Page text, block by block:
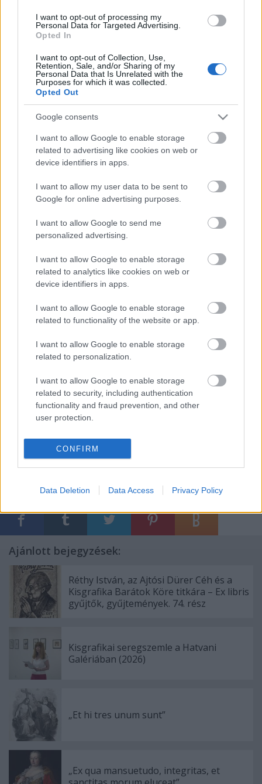
I want to opt-out of processing my
Personal Data for Targeted Advertising.
Opted In
I want to opt-out of Collection, Use,
Retention, Sale, and/or Sharing of my
Personal Data that Is Unrelated with the
Purposes for which it was collected.
Opted Out
Google consents
I want to allow Google to enable storage
related to advertising like cookies on web or
device identifiers in apps.
I want to allow my user data to be sent to
Google for online advertising purposes.
I want to allow Google to send me
personalized advertising.
I want to allow Google to enable storage
related to analytics like cookies on web or
device identifiers in apps.
I want to allow Google to enable storage
related to functionality of the website or app.
I want to allow Google to enable storage
related to personalization.
I want to allow Google to enable storage
related to security, including authentication
functionality and fraud prevention, and other
user protection.
CONFIRM
Data Deletion Data Access Privacy Policy
2011. június 5-től 2011. július 1-jéig
Országos Széchényi Könyvtár két kincséből,
a Civitates Orbis Terrarum és a Theatrum
Orbis Terrarum rövid címeiken emlegetett
16–17. századi nyomtatványokból közlünk
városképeket és térképrészleteket.Minden
nap egy-egy városról vagy országról
készített metszet idézi fel az Unió jelenlegi
27 tagállamának egyikét. A színezett
rajzokhoz az adott ország lírájából
válogatva – egy-két kivételtől eltekintve –
16–17. századi verseket, versrészleteket
illetve népköltéseket társítottunk. Az egyes
országok a csatlakozás ideje szerint, azon
egymás után, kivéve Lengyelországot,
amelyet 2011. július 1-jén köszöntünk abból
Magyarországtól az EU-elnökséget.
Címkék:barcelona európai unió portugália szonett lisszabon
városkép 16. század rézmetszet tótfalusi istván
orbis terrarum theatrum orbis terrarum 17. század
színpadán oszk luis de camoes
Ajánlott bejegyzések:
Réthy István, az Ajtósi Dürer Céh és a
Kisgrafika Barátok Köre titkára – Ex libris
gyűjtők, gyűjtemények. 74. rész
Kisgrafikai seregszemle a Hatvani
Galériában (2026)
„Et hi tres unum sunt”
„Ex qua mansuetudo, integritas, et